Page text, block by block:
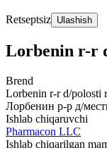
Retseptsiz Ulashish
Lorbenin r-r
Brend
Lorbenin r-r d/polosti
Лорбенин р-р д/
Ishlab chiqaruvchi
Pharmacon LLC
Ishlab chiqarilgan